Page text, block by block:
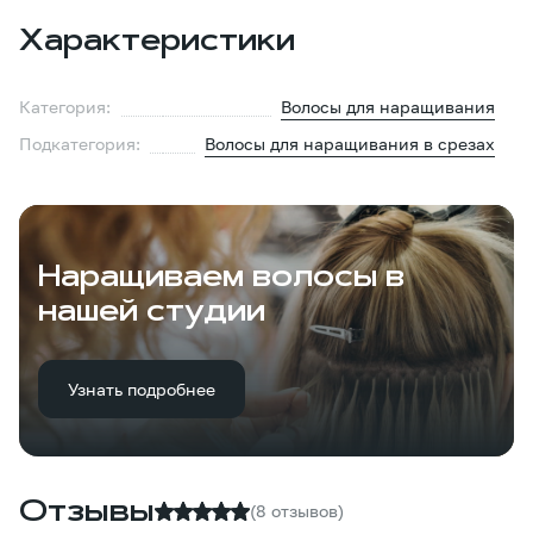
Характеристики
Категория:
Волосы для наращивания
Подкатегория:
Волосы для наращивания в срезах
Наращиваем волосы в
нашей студии
Узнать подробнее
Отзывы (8 отзывов)